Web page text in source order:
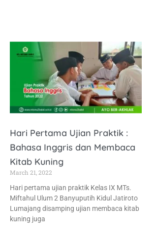
Hari Pertama Ujian Praktik :
Bahasa Inggris dan Membaca
Kitab Kuning
March 21, 2022
Hari pertama ujian praktik Kelas IX MTs.
Miftahul Ulum 2 Banyuputih Kidul Jatiroto
Lumajang disamping ujian membaca kitab
kuning juga